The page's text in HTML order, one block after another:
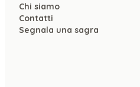
Chi siamo
Contatti
Segnala una sagra